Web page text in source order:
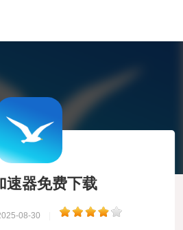
速器免费下载
08-30